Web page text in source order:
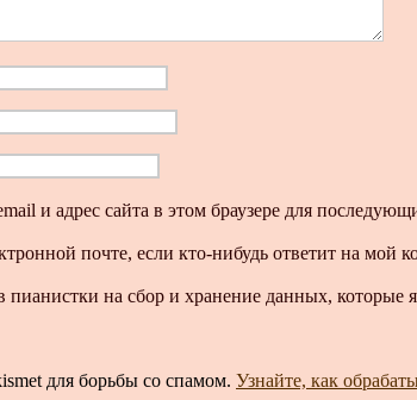
и адрес сайта в этом браузере для
почте, если кто-нибудь ответит на мой
на сбор и хранение данных, которые
для борьбы со спамом. Узнайте, как